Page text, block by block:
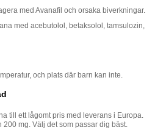
med Avanafil och orsaka biverkningar.
med acebutolol, betaksolol, tamsulozin,
och plats där barn kan inte.
till ett lågomt pris med leverans i Europa.
mg. Välj det som passar dig bäst.